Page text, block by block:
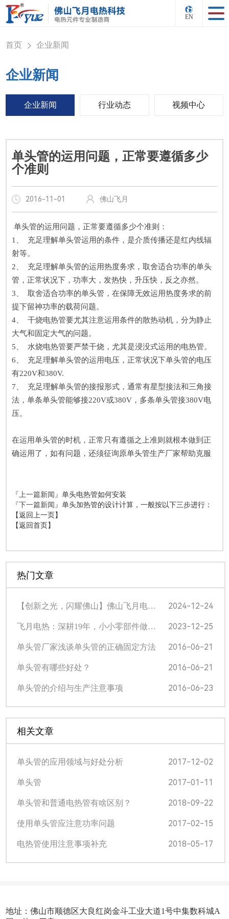
EN
首页 > 企业新闻
企业新闻
企业新闻 行业动态 视频中心
单头管的运用问题，正常要遵循多少
个准则
2016-11-01 佛山飞月
单头管的运用问题，正常要遵循多少个准则：
1、 充足理解单头管运用的条件，是介质传播还是红内线辐
射等。
2、 充足理解单头管的运用热度务求，取舍适合功率的单头
管，正常状况下，功率大，发热快，升压快，反之亦然。
3、 取舍适合功率的单头管，在保障无效运用热度务求的前
提下留神功率的载荷问题。
4、 干烧电热管要尤其注意运用条件的散热动机，分为静止
大气和固定大气的问题。
5、 水烧电热管要严禁干烧，尤其是浸没式运用的电热管。
6、 充足理解单头管的运用电压，正常状况下单头管的电压
有220V和380V.
7、 充足理解单头管的接报形式，通常有星型接法和三角接
法，单条单头管能够接220V或380V，多条单头管接380V电
压。
在运用单头管的时机，正常只有遵循之上准则就根本做到正
确运用了，如有问题，还须征询原单头管生产厂家帮助克服
『上一篇新闻』单头电热管如何安装
『下一篇新闻』单头加热管的设计计算，一般按以下三步进行：
【返回上一页】
【返回首页】
热门文章
【创新之光，闪耀佛山】佛山飞月电热科技挺进光电产业专业赛半决赛！ 2024-12-24
飞月电热：深耕19年，小小零部件做出大品牌 | 顺德“企”示录㊽ 2023-12-25
单头管厂家浅谈单头管的正确固定方法 2016-06-21
单头管有哪些好处？ 2016-06-21
单头管的介绍与生产注意事项 2016-06-23
相关文章
单头管的应用领域与好处分析 2017-12-02
单头管 2017-01-11
单头管和普通电热管有啥区别？ 2018-09-22
使用单头管应注意功率问题 2017-02-15
电热管使用注意事项补充 2018-05-17
地址：佛山市顺德区大良红岗金斗工业大道1号中集数科城A